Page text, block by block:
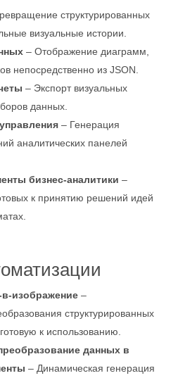
структурированных
визуальные истории.
– Отображение диаграмм,
непосредственно из JSON.
– Экспорт визуальных
данных.
– Генерация
аналитических панелей
бизнес-аналитики –
к принятию решений идей
изображение –
структурированных
к использованию.
данных в
– Динамическая генерация